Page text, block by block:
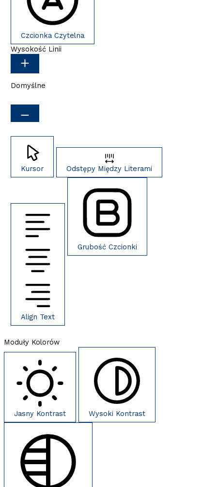
Czcionka Czytelna
Wysokość Linii
Domyślne
Kursor Odstępy Między Literami
Align Text
Grubość Czcionki
Moduły Kolorów
Jasny Kontrast Wysoki Kontrast